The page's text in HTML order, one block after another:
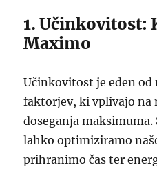
1. Učinkovitost:
Maximo
Učinkovitost je eden
faktorjev, ki vplivajo na
doseganja
lahko optimiziramo
prihranimo čas ter